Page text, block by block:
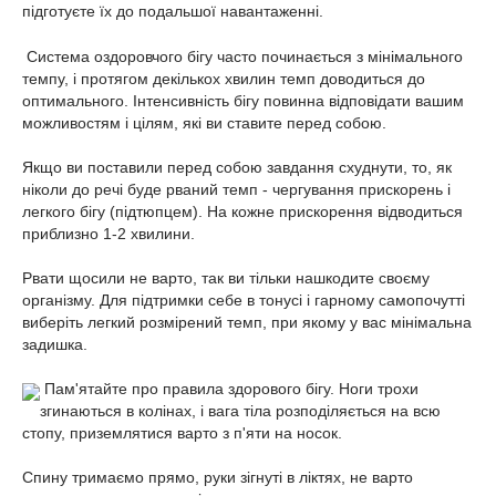
підготуєте їх до подальшої навантаженні.
Система оздоровчого бігу часто починається з мінімального
темпу, і протягом декількох хвилин темп доводиться до
оптимального. Інтенсивність бігу повинна відповідати вашим
можливостям і цілям, які ви ставите перед собою.
Якщо ви поставили перед собою завдання схуднути, то, як
ніколи до речі буде рваний темп - чергування прискорень і
легкого бігу (підтюпцем). На кожне прискорення відводиться
приблизно 1-2 хвилини.
Рвати щосили не варто, так ви тільки нашкодите своєму
організму. Для підтримки себе в тонусі і гарному самопочутті
виберіть легкий розмірений темп, при якому у вас мінімальна
задишка.
Пам'ятайте про правила здорового бігу. Ноги трохи
згинаються в колінах, і вага тіла розподіляється на всю
стопу, приземлятися варто з п'яти на носок.
Спину тримаємо прямо, руки зігнуті в ліктях, не варто